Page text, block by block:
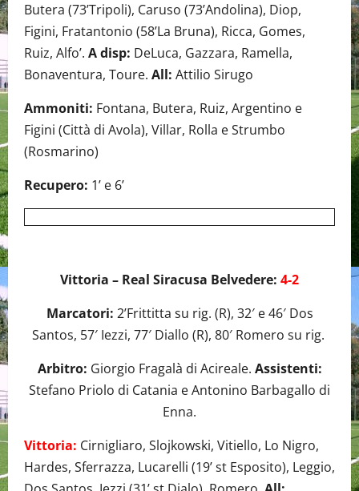
Butera (73’Tripoli), Caruso (73’Andolina), Diop,
Figini, Fratantonio (58’La Bruna), Ricca, Gomes,
Ruiz, Alfo’. A disp: DeLuca, Gazzara, Ramella,
Bonaventura, Toure. All: Attilio Sirugo
Ammoniti: Fontana, Butera, Ruiz, Argentino e
Figini (Città di Avola), Villar, Rolla e Strumbo
(Rosmarino)
Recupero: 1’ e 6’
Vittoria – Real Siracusa Belvedere: 4-2
Marcatori: 2’Frittitta su rig. (R), 32′ e 46′ Dos
Santos, 57′ Iezzi, 77′ Diallo (R), 80′ Romero su rig.
Arbitro: Giorgio Fragalà di Acireale. Assistenti:
Stefano Priolo di Catania e Antonino Barbagallo di
Enna.
Vittoria: Cirnigliaro, Slojkowski, Vitiello, Lo Nigro,
Hardes, Sferrazza, Lucarelli (19’ st Esposito), Leggio,